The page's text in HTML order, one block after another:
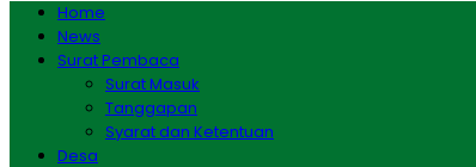
Home
News
Surat Pembaca
Surat Masuk
Tanggapan
Syarat dan Ketentuan
Desa